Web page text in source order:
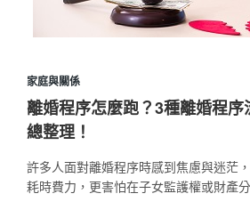
家庭與關係
離婚程序怎麼跑？3種離婚程
總整理！
許多人面對離婚程序時感到焦慮與迷茫
耗時費力，更害怕在子女監護權或財產